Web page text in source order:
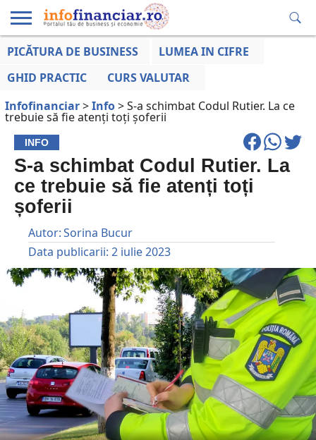
EDUCAȚIE
LA ZI
AFACERILOR
PICĂTURA DE BUSINESS
LUMEA IN CIFRE
GHID PRACTIC
CURS VALUTAR
Infofinanciar>Info>S-a schimbat Codul Rutier. La ce
trebuie să fie atenți toți șoferii
INFO
S-a schimbat Codul Rutier. La
ce trebuie să fie atenți toți
șoferii
Autor:Sorina Bucur
Data publicarii: 2 iulie 2023